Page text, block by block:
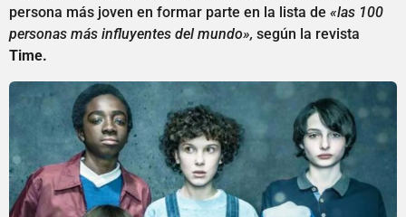
persona más joven en formar parte en la lista de «las 100
personas más influyentes del mundo», según la revista
Time.